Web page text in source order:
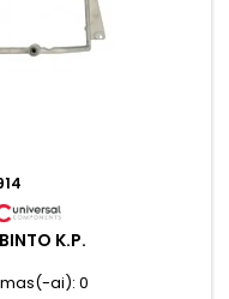
K.P.
ai): 0